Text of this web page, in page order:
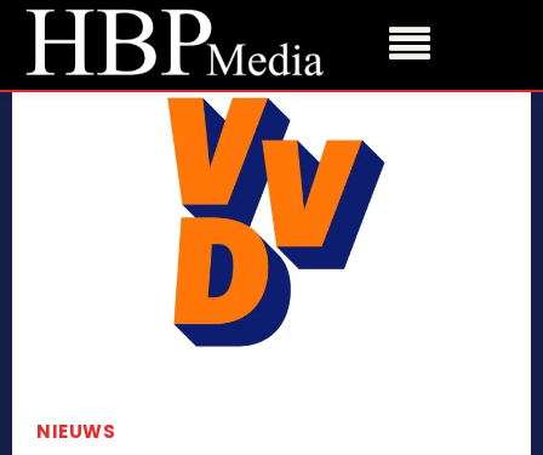
NIEUWS